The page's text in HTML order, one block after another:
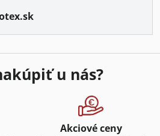
u nás?
Akciové ceny